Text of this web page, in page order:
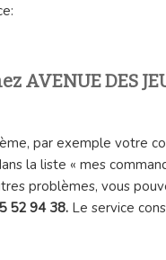
AVENUE DES
par exemple votre
la liste « mes
problèmes, vous
52 94 38. Le service